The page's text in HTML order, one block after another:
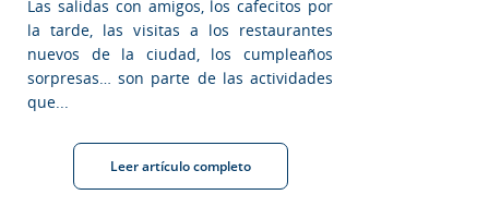
Las salidas con amigos, los cafecitos por
la tarde, las visitas a los restaurantes
nuevos de la ciudad, los cumpleaños
sorpresas… son parte de las actividades
que...
Leer artículo completo